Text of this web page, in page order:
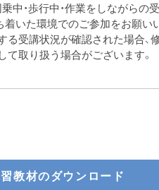
乗中・歩行中・作業をしながらの
着いた環境でのご参加をお願い
受講状況が確認された場合、
て取り扱う場合がございます。
教材のダウンロード